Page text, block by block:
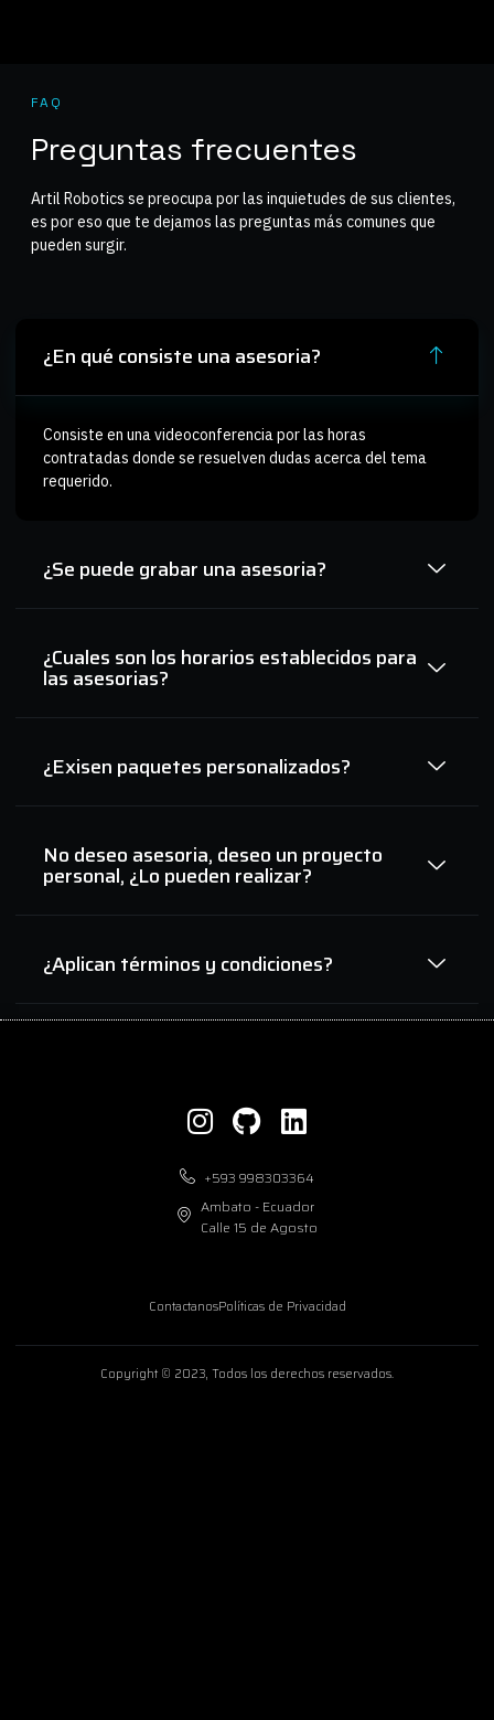
FAQ
Preguntas frecuentes
Artil Robotics se preocupa por las inquietudes de sus clientes,
es por eso que te dejamos las preguntas más comunes que
pueden surgir.
¿En qué consiste una asesoria?
Consiste en una videoconferencia por las horas
contratadas donde se resuelven dudas acerca del tema
requerido.
¿Se puede grabar una asesoria?
¿Cuales son los horarios establecidos para
las asesorias?
¿Exisen paquetes personalizados?
No deseo asesoria, deseo un proyecto
personal, ¿Lo pueden realizar?
¿Aplican términos y condiciones?
+593 998303364
Ambato - Ecuador
Calle 15 de Agosto
ContactanosPolíticas de Privacidad
Copyright © 2023, Todos los derechos reservados.